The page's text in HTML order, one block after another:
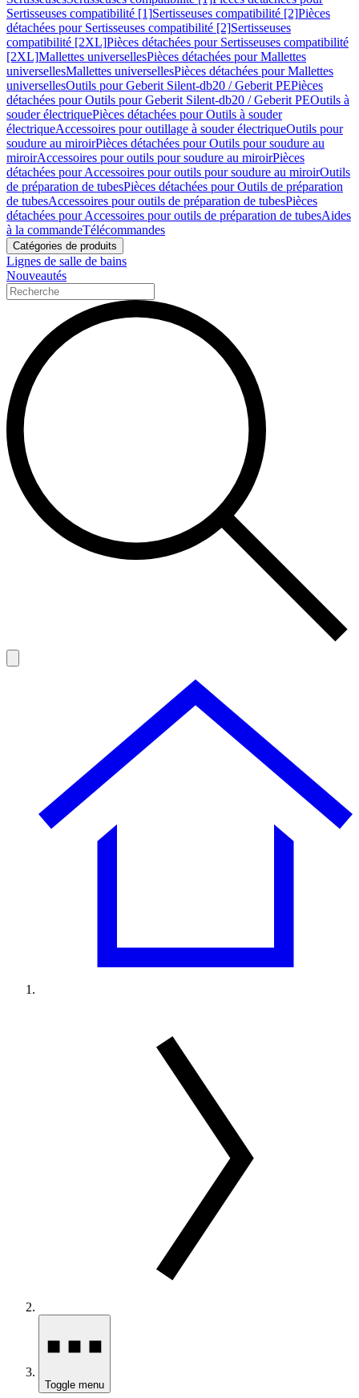
Sertisseuses compatibilité [1]Sertisseuses compatibilité [2]Pièces
détachées pour Sertisseuses compatibilité [2]Sertisseuses
compatibilité [2XL]Pièces détachées pour Sertisseuses compatibilité
[2XL]Mallettes universellesPièces détachées pour Mallettes
universellesMallettes universellesPièces détachées pour Mallettes
universellesOutils pour Geberit Silent-db20 / Geberit PEPièces
détachées pour Outils pour Geberit Silent-db20 / Geberit PEOutils à
souder électriquePièces détachées pour Outils à souder
électriqueAccessoires pour outillage à souder électriqueOutils pour
soudure au miroirPièces détachées pour Outils pour soudure au
miroirAccessoires pour outils pour soudure au miroirPièces
détachées pour Accessoires pour outils pour soudure au miroirOutils
de préparation de tubesPièces détachées pour Outils de préparation
de tubesAccessoires pour outils de préparation de tubesPièces
détachées pour Accessoires pour outils de préparation de tubesAides
à la commandeTélécommandes
Catégories de produits
Lignes de salle de bains
Nouveautés
Toggle menu